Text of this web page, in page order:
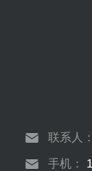
联系人
手机：